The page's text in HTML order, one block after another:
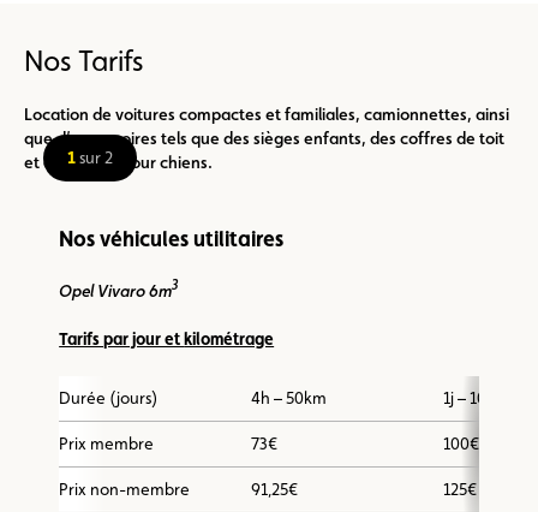
Nos Tarifs
Location de voitures compactes et familiales, camionnettes, ainsi
que d’accessoires tels que des sièges enfants, des coffres de toit
et des cages pour chiens.
Nos véhicules utilitaires
Opel Vivaro 6m3
Tarifs par jour et kilométrage
Durée (jours) 4h – 50km 1j – 100km
Prix membre 73€ 100€
Prix non-membre 91,25€ 125€
1sur 2